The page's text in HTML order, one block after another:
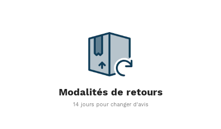
Modalités de retours
14 jours pour changer d'avis